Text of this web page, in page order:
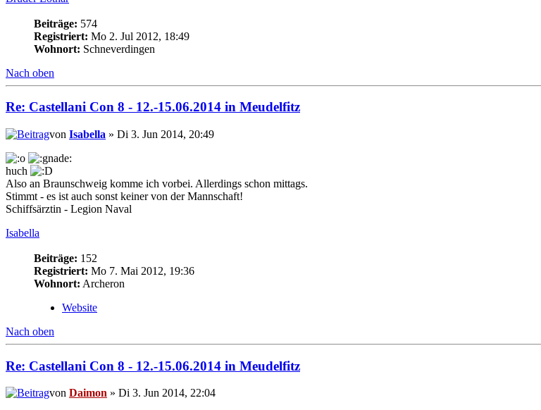
Beiträge: 574
Registriert: Mo 2. Jul 2012, 18:49
Wohnort: Schneverdingen
Nach oben
Re: Castellani Con 8 - 12.-15.06.2014 in Meudelfitz
von Isabella » Di 3. Jun 2014, 20:49
huch
Also an Braunschweig komme ich vorbei. Allerdings schon mittags.
Stimmt - es ist auch sonst keiner von der Mannschaft!
Schiffsärztin - Legion Naval
Isabella
Beiträge: 152
Registriert: Mo 7. Mai 2012, 19:36
Wohnort: Archeron
Website
Nach oben
Re: Castellani Con 8 - 12.-15.06.2014 in Meudelfitz
von Daimon » Di 3. Jun 2014, 22:04